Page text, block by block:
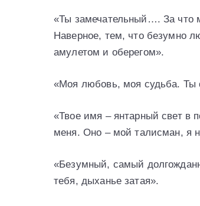
«Ты замечательный…. За что
Наверное, тем, что безумно
амулетом и оберегом».
«Моя любовь, моя судьба. Ты
«Твое имя – янтарный свет в
меня. Оно – мой талисман, я
«Безумный, самый
тебя, дыханье затая».